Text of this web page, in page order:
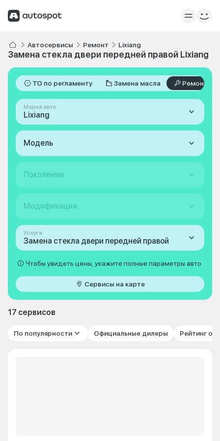
Автосервисы Ремонт Lixiang
Замена стекла двери передней правой Lixiang
ТО по регламенту Замена масла Ремонт
Марка авто
Lixiang
Модель
Поколение
Модификация
Услуга
Замена стекла двери передней правой
Чтобы увидеть цены, укажите полные параметры авто
Сервисы на карте
17 сервисов
По популярности Официальные дилеры Рейтинг